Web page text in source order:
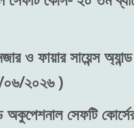
ও ফায়ার সায়েন্স
০৬/২০২৬ )
অকুপেশনাল সেফটি